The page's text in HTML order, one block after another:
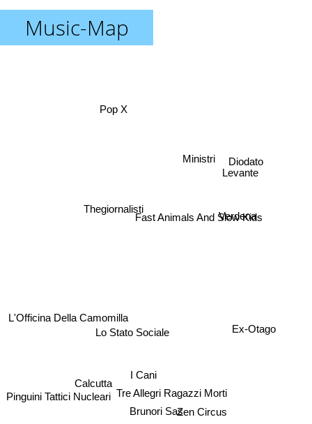
Music-Map
Brunori Sas
I Cani
Tre Allegri Ragazzi Morti
Zen Circus
Lo Stato Sociale
Calcutta
Thegiornalisti
L'Officina Della Camomilla
Levante
Pinguini Tattici Nucleari
Ex-Otago
Fast Animals And Slow Kids
Pop X
Ministri Diodato
Verdena